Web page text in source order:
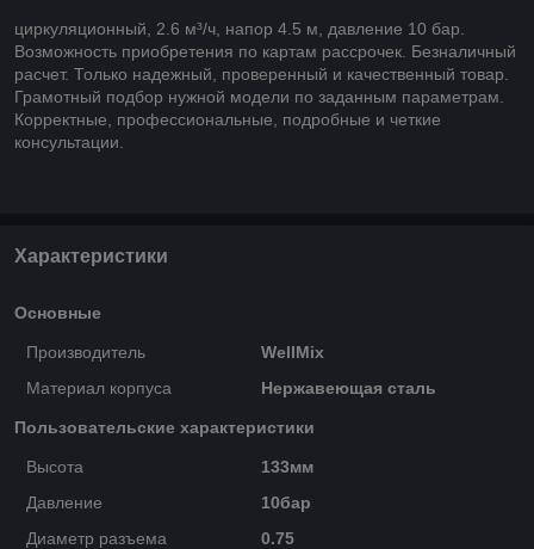
циркуляционный, 2.6 м³/ч, напор 4.5 м, давление 10 бар.
Возможность приобретения по картам рассрочек. Безналичный
расчет. Только надежный, проверенный и качественный товар.
Грамотный подбор нужной модели по заданным параметрам.
Корректные, профессиональные, подробные и четкие
консультации.
Характеристики
Основные
Производитель
WellMix
Материал корпуса
Нержавеющая сталь
Пользовательские характеристики
Высота
133мм
Давление
10бар
Диаметр разъема
0.75